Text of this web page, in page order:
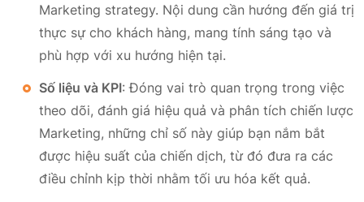
Marketing strategy. Nội dung cần hướng đến giá trị
thực sự cho khách hàng, mang tính sáng tạo và
phù hợp với xu hướng hiện tại.
Số liệu và KPI: Đóng vai trò quan trọng trong việc
theo dõi, đánh giá hiệu quả và phân tích chiến lược
Marketing, những chỉ số này giúp bạn nắm bắt
được hiệu suất của chiến dịch, từ đó đưa ra các
điều chỉnh kịp thời nhằm tối ưu hóa kết quả.